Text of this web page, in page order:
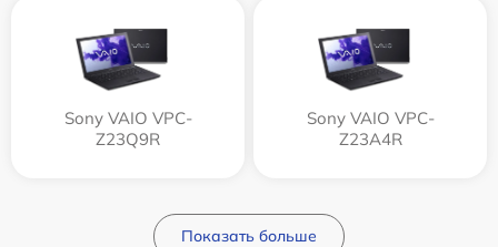
Sony VAIO VPC-
Z23Q9R
Sony VAIO VPC-
Z23A4R
Показать больше